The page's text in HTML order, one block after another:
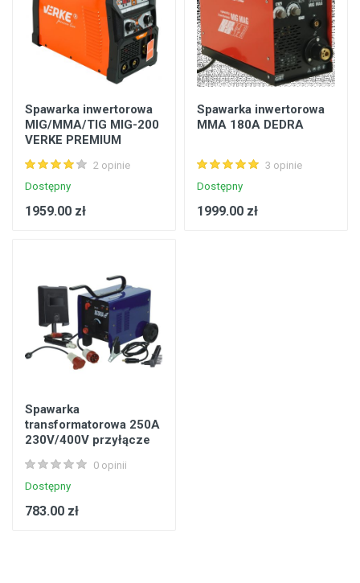
Spawarka inwertorowa
MIG/MMA/TIG MIG-200
VERKE PREMIUM
2 opinie
Dostępny
1959.00 zł
Spawarka inwertorowa
MMA 180A DEDRA
3 opinie
Dostępny
1999.00 zł
Spawarka
transformatorowa 250A
230V/400V przyłącze
0 opinii
Dostępny
783.00 zł